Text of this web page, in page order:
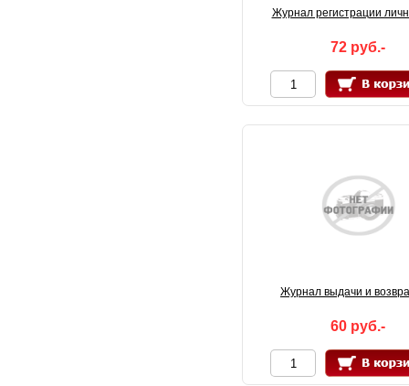
Журнал регистрации
72 руб.-
Журнал выдачи и
60 руб.-